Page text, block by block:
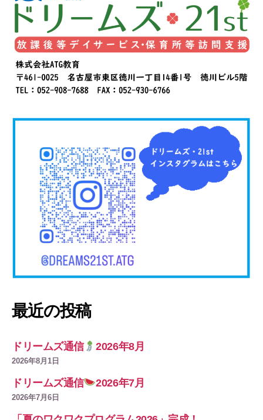
最近の投稿
ドリームズ通信 2026年8月
2026年8月1日
ドリームズ通信 2026年7月
2026年7月6日